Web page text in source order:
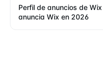
Perfil de anuncios de
anuncia Wix en 2026